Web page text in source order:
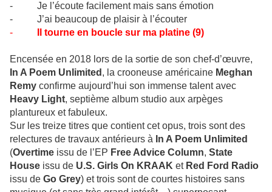
- Je l’écoute facilement mais sans émotion
- J’ai beaucoup de plaisir à l’écouter
-
Il tourne en boucle sur ma platine (9)
Encensée en 2018 lors de la sortie de son chef-d’œuvre,
In A Poem Unlimited , la crooneuse américaine Meghan
Remy confirme aujourd’hui son immense talent avec
Heavy Light, septième album studio aux arpèges
plantureux et fabuleux.
Sur les treize titres que contient cet opus, trois sont des
relectures de travaux antérieurs à In A Poem Unlimited
(Overtime issu de l’EP Free Advice Column, State
House issu de U.S. Girls On KRAAK et Red Ford Radio
issu de Go Grey) et trois sont de courtes histoires sans